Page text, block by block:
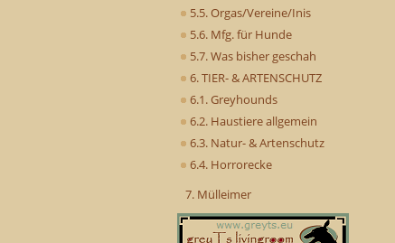
5.5. Orgas/Vereine/Inis
5.6. Mfg. für Hunde
5.7. Was bisher geschah
6. TIER- & ARTENSCHUTZ
6.1. Greyhounds
6.2. Haustiere allgemein
6.3. Natur- & Artenschutz
6.4. Horrorecke
7. Mülleimer